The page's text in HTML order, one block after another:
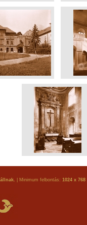
| Minimum felbontás: 1024 x 768